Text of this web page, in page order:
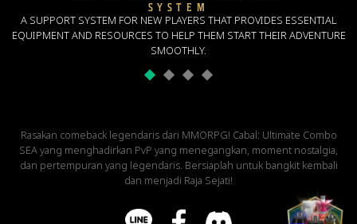
SYSTEM
A SUPPORT SYSTEM FOR NEW PLAYERS THAT PROVIDES ESSENTIAL
EQUIPMENT AND RESOURCES TO HELP THEM START THEIR ADVENTURE
SMOOTHLY.
Rasakan comeback legendaris dari MMORPG! Cabal: Ultimate Combo
SEA yang menghadirkan PvP yang menegangkan, moment nostalgia,
dan pertempuran yang legendaris. Bersiaplah untuk bangkit kembali
dan menjadi Raja Sejati!